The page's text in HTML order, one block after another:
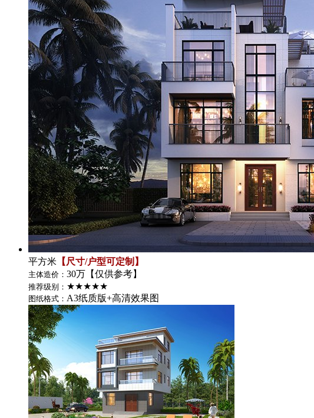
平方米 【尺寸/户型可定制】
主体造价： 30万【仅供参考】
推荐级别： ★★★★★
图纸格式： A3纸质版+高清效果图